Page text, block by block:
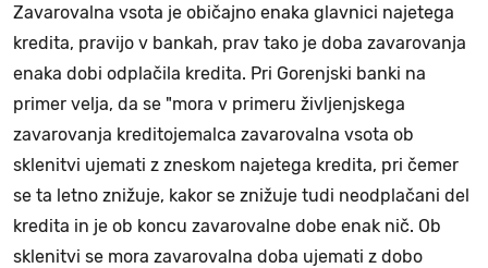
Zavarovalna vsota je običajno enaka glavnici najetega
kredita, pravijo v bankah, prav tako je doba zavarovanja
enaka dobi odplačila kredita. Pri Gorenjski banki na
primer velja, da se "mora v primeru življenjskega
zavarovanja kreditojemalca zavarovalna vsota ob
sklenitvi ujemati z zneskom najetega kredita, pri čemer
se ta letno znižuje, kakor se znižuje tudi neodplačani del
kredita in je ob koncu zavarovalne dobe enak nič. Ob
sklenitvi se mora zavarovalna doba ujemati z dobo